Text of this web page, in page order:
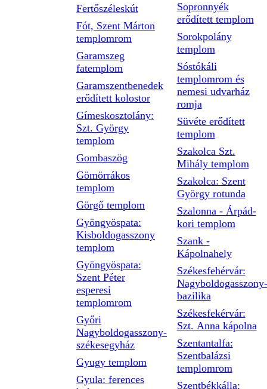
Fertőszéleskút
Fót, Szent Márton
templomrom
Garamszeg
fatemplom
Garamszentbenedek
erődített kolostor
Gímeskosztolány:
Szt. György
templom
Gombaszög
Gömörrákos
templom
Görgő templom
Gyöngyöspata:
Kisboldogasszony
templom
Gyöngyöspata:
Szent Péter
esperesi
templomrom
Győri
Nagyboldogasszony-
székesegyház
Gyugy templom
Gyula: ferences
Sopronnyék
erődített templom
Sorokpolány
templom
Sóstókáli
templomrom és
nemesi udvarház
romja
Süvéte erődített
templom
Szakolca Szt.
Mihály templom
Szakolca: Szent
György rotunda
Szalonna - Árpád-
kori templom
Szank -
Kápolnahely
Székesfehérvár:
Nagyboldogasszony-
bazilika
Székesfekérvár:
Szt. Anna kápolna
Szentantalfa:
Szentbalázsi
templomrom
Szentbékkálla: